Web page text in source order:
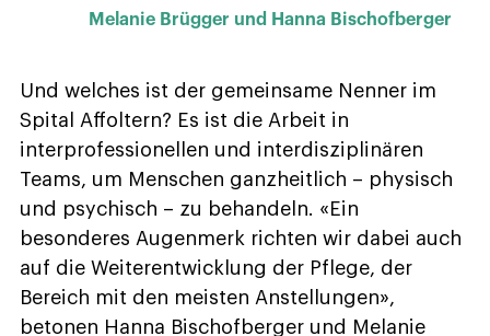
Melanie Brügger und Hanna Bischofberger
Und welches ist der gemeinsame Nenner im
Spital Affoltern? Es ist die Arbeit in
interprofessionellen und interdisziplinären
Teams, um Menschen ganzheitlich – physisch
und psychisch – zu behandeln. «Ein
besonderes Augenmerk richten wir dabei auch
auf die Weiterentwicklung der Pflege, der
Bereich mit den meisten Anstellungen»,
betonen Hanna Bischofberger und Melanie